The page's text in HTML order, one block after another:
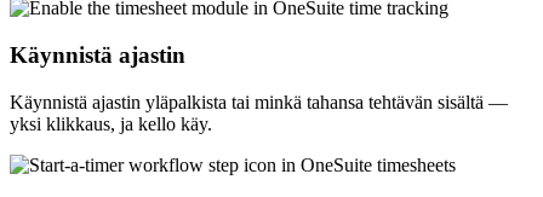
Käynnistä ajastin
Käynnistä ajastin yläpalkista tai minkä tahansa tehtävän sisältä —
yksi klikkaus, ja kello käy.